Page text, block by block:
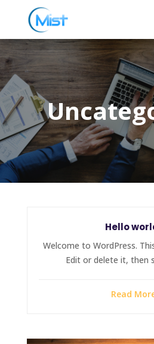
Hello
Welcome to WordPress.
Edit or delete it, then
Read